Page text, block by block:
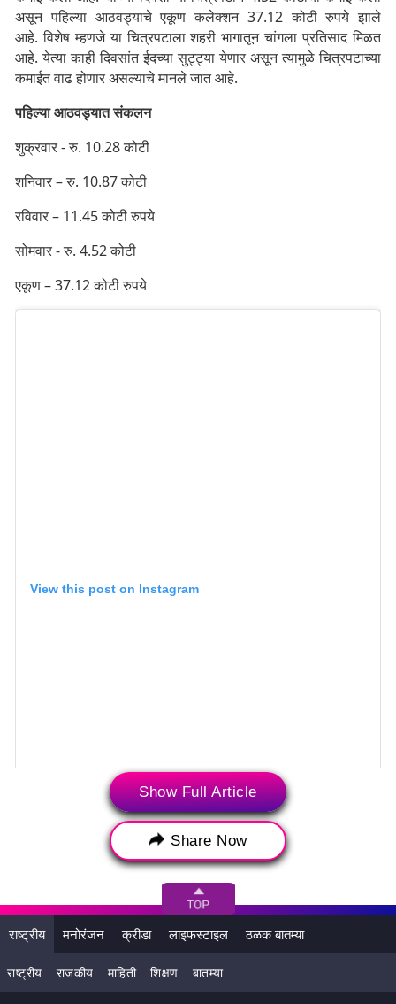
असून पहिल्या आठवड्याचे एकूण कलेक्शन 37.12 कोटी रुपये झाले
आहे.विशेष म्हणजे या चित्रपटाला शहरी भागातून चांगला प्रतिसाद मिळत
आहे. येत्या काही दिवसांत ईदच्या सुट्ट्या येणार असून त्यामुळे चित्रपटाच्या
कमाईत वाढ होणार असल्याचे मानले जात आहे.
पहिल्या आठवड्यात संकलन
शुक्रवार - रु. 10.28 कोटी
शनिवार – रु. 10.87 कोटी
रविवार – 11.45 कोटी रुपये
सोमवार - रु. 4.52 कोटी
एकूण – 37.12 कोटी रुपये
View this post on Instagram
A post shared by Taran Adarsh (@taranadarsh)
ईदपर्यंत हा चित्रपट चांगली कामगिरी करेल आणि बॉक्स ऑफिसवर मजबूत
स्थान निर्माण करेल अशी अपेक्षा आहे. या विनोदी चित्रपटाचे दिग्दर्शन राजेश
ए कृष्णन यांनी केले आहे, ज्यांनी यापूर्वी लूटकेसचे दिग्दर्शन केले आहे.
Show Full Article
Share Now
राष्ट्रीय मनोरंजन क्रीडा लाइफस्टाइल ठळक बातम्या
राष्ट्रीय राजकीय माहिती शिक्षण बातम्या